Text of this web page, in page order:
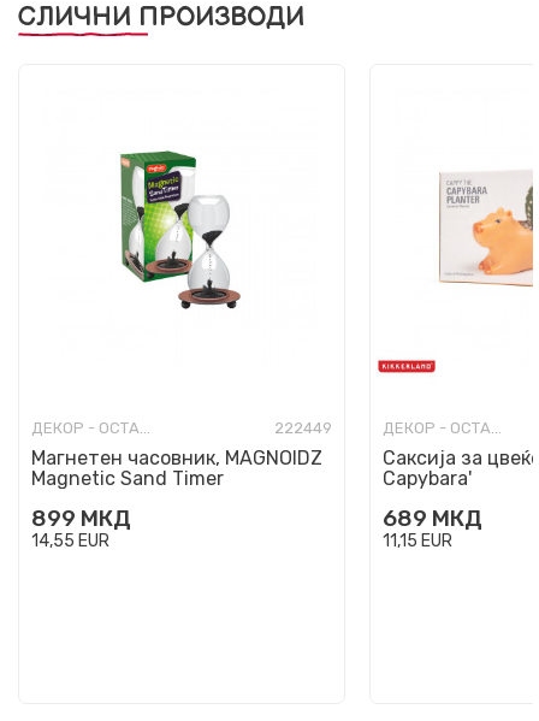
СЛИЧНИ ПРОИЗВОДИ
ДЕКОР - ОСТАНАТО 222449
Магнетен часовник, MAGNOIDZ
Magnetic Sand Timer
899 МКД
14,55 EUR
ДЕКОР - ОСТАНАТО
Саксија за
Capybara'
689 МКД
11,15 EUR